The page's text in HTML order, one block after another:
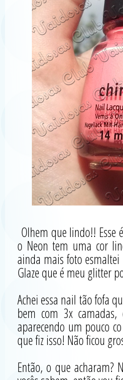
Olhem que lindo!! Esse
o Neon tem uma cor
ainda mais foto
Glaze que é meu glitter
Achei essa nail tão fofa
bem com 3x
aparecendo um pouco
que fiz isso! Não ficou
Então, o que acharam?